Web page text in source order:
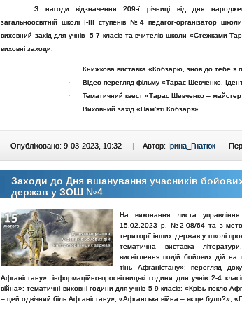
З нагоди відзначення 209-ї річниці від дня
загальноосвітній школі І-ІІІ ступенів №4 педагог-організатор
виховний захід для учнів 5-7 класів та вчителів школи «Стежками
виховні заходи:
·
Книжкова виставка «Кобзарю, знов до тебе я
·
Відео-перегляд фільму «Тарас Шевченко.
·
Тематичний квест «Тарас Шевченко –
·
Виховний захід «Пам’яті Кобзаря»
Опубліковано: 9-03-2023, 10:32 | Автор: Ірина_Гнатюк
Заходи до Дня вшанування учасників бойових
держав у ЗОШ №4
На виконання листа управління
15.02.2023 р. №2-08/64 та з
території інших держав у школі
тематична виставка
висвітлення подій бойових дій на
тінь Афганістану»; перегляд
Афганістану»; інформаційно-просвітницькі години для учнів 2-4
війна»; тематичні виховні години для учнів 5-9 класів; «Крізь пекло
– цей одвічний біль Афганістану», «Афганська війна – як це було?»,